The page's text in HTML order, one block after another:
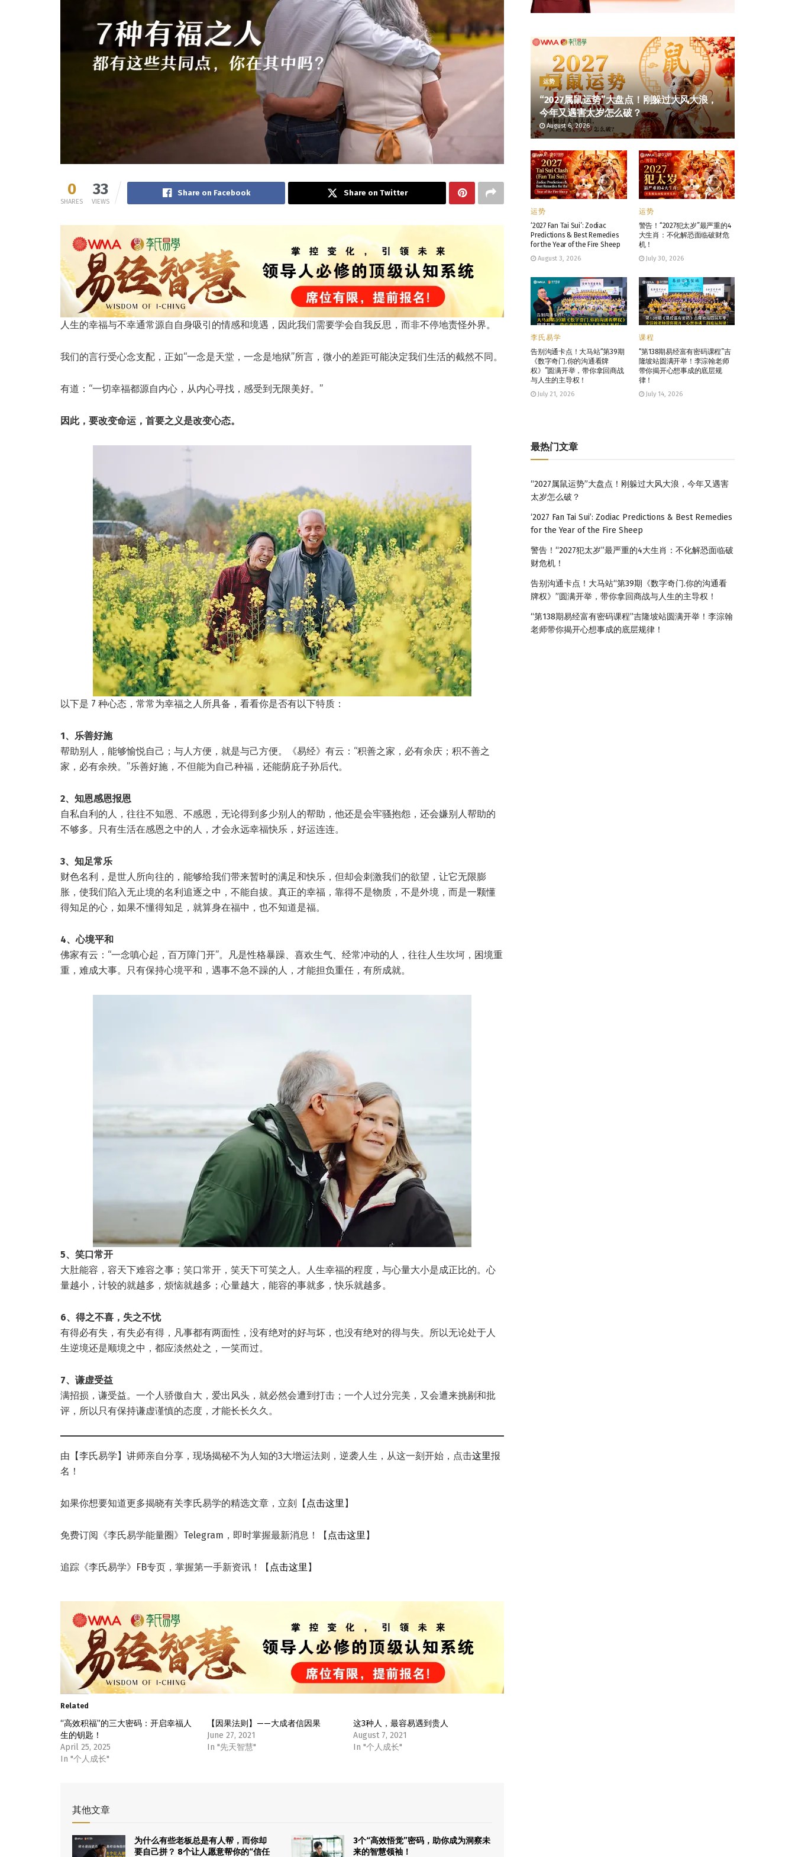
0
SHARES
33
VIEWS
Share on Facebook Share on Twitter
人生的幸福与不幸通常源自自身吸引的情感和境遇，因此我们需要学会自我反思，而非不停地责怪外界。
我们的言行受心念支配，正如“一念是天堂，一念是地狱”所言，微小的差距可能决定我们生活的截然不同。
有道：“一切幸福都源自内心，从内心寻找，感受到无限美好。”
因此，要改变命运，首要之义是改变心态。
以下是 7 种心态，常常为幸福之人所具备，看看你是否有以下特质：
1、乐善好施
帮助别人，能够愉悦自己；与人方便，就是与己方便。《易经》有云：“积善之家，必有余庆；积不善之
家，必有余殃。”乐善好施，不但能为自己种福，还能荫庇子孙后代。
2、知恩感恩报恩
自私自利的人，往往不知恩、不感恩，无论得到多少别人的帮助，他还是会牢骚抱怨，还会嫌别人帮助的
不够多。只有生活在感恩之中的人，才会永远幸福快乐，好运连连。
3、知足常乐
财色名利，是世人所向往的，能够给我们带来暂时的满足和快乐，但却会刺激我们的欲望，让它无限膨
胀，使我们陷入无止境的名利追逐之中，不能自拔。真正的幸福，靠得不是物质，不是外境，而是一颗懂
得知足的心，如果不懂得知足，就算身在福中，也不知道是福。
4、心境平和
佛家有云：“一念嗔心起，百万障门开”。凡是性格暴躁、喜欢生气、经常冲动的人，往往人生坎坷，困境重
重，难成大事。只有保持心境平和，遇事不急不躁的人，才能担负重任，有所成就。
5、笑口常开
大肚能容，容天下难容之事；笑口常开，笑天下可笑之人。人生幸福的程度，与心量大小是成正比的。心
量越小，计较的就越多，烦恼就越多；心量越大，能容的事就多，快乐就越多。
6、得之不喜，失之不忧
有得必有失，有失必有得，凡事都有两面性，没有绝对的好与坏，也没有绝对的得与失。所以无论处于人
生逆境还是顺境之中，都应淡然处之，一笑而过。
7、谦虚受益
满招损，谦受益。一个人骄傲自大，爱出风头，就必然会遭到打击；一个人过分完美，又会遭来挑剔和批
评，所以只有保持谦虚谨慎的态度，才能长长久久。
由【李氏易学】讲师亲自分享，现场揭秘不为人知的3大增运法则，逆袭人生，从这一刻开始，点击这里报
名！
如果你想要知道更多揭晓有关李氏易学的精选文章，立刻【 点击这里 】
免费订阅《李氏易学能量圈》Telegram，即时掌握最新消息！【 点击这里 】
追踪《李氏易学》FB专页，掌握第一手新资讯！【 点击这里 】
Related
“高效积福”的三大密码：开启幸福人
生的钥匙！
April 25, 2025
In "个人成长"
【因果法则】——大成者信因果
June 27, 2021
In "先天智慧"
这3种人，最容易遇到贵人
August 7, 2021
In "个人成长"
其他文章
为什么有些老板总是有人帮，而你却
要自己拼？ 8个让人愿意帮你的“信任
3个“高效悟觉”密码，助你成为洞察未
来的智慧领袖！
运势
“2027属鼠运势”大盘点！刚躲过大风大浪，
今年又遇害太岁怎么破？
August 6, 2026
运势
‘2027 Fan Tai Sui’: Zodiac
Predictions & Best Remedies
for the Year of the Fire Sheep
August 3, 2026
运势
警告！“2027犯太岁”最严重的4
大生肖：不化解恐面临破财危
机！
July 30, 2026
李氏易学
告别沟通卡点！大马站“第39期
《数字奇门.你的沟通看牌
权》”圆满开举，带你拿回商战
与人生的主导权！
July 21, 2026
课程
“第138期易经富有密码课程”吉
隆坡站圆满开举！李淙翰老师
带你揭开心想事成的底层规
律！
July 14, 2026
最热门文章
“2027属鼠运势”大盘点！刚躲过大风大浪，今年又遇害
太岁怎么破？
‘2027 Fan Tai Sui’: Zodiac Predictions & Best Remedies
for the Year of the Fire Sheep
警告！“2027犯太岁”最严重的4大生肖：不化解恐面临破
财危机！
告别沟通卡点！大马站“第39期《数字奇门.你的沟通看
牌权》”圆满开举，带你拿回商战与人生的主导权！
“第138期易经富有密码课程”吉隆坡站圆满开举！李淙翰
老师带你揭开心想事成的底层规律！